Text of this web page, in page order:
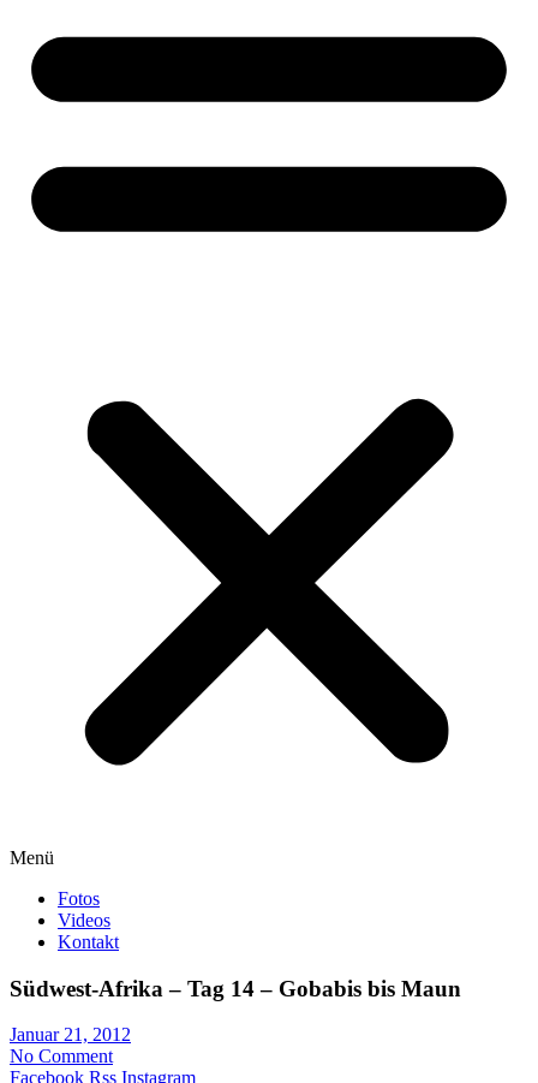
Menü
Fotos
Videos
Kontakt
Südwest-Afrika – Tag 14 – Gobabis bis Maun
Januar 21, 2012
No Comment
Facebook Rss Instagram